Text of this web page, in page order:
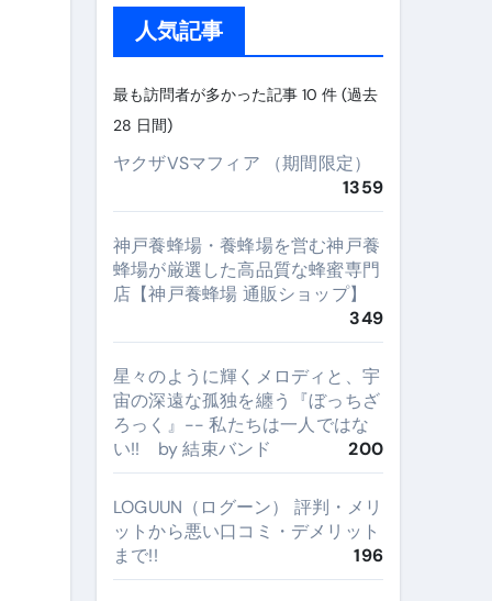
人気記事
最も訪問者が多かった記事 10 件 (過去
28 日間)
ヤクザVSマフィア （期間限定）
1359
神戸養蜂場・養蜂場を営む神戸養
蜂場が厳選した高品質な蜂蜜専門
店【神戸養蜂場 通販ショップ】
349
星々のように輝くメロディと、宇
宙の深遠な孤独を纏う『ぼっちざ
ろっく』-- 私たちは一人ではな
い!! by 結束バンド
200
LOGUUN（ログーン） 評判・メリ
ットから悪い口コミ・デメリット
まで!!
196